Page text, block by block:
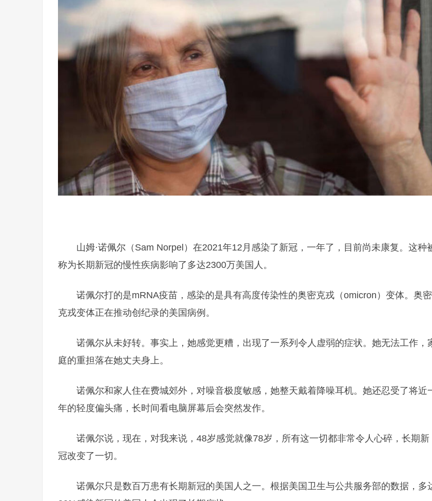
山姆·诺佩尔（Sam Norpel）在2021年12月感染了新冠，一年了，目前尚未康复。这种
称为长期新冠的慢性疾病影响了多达2300万美国人。
诺佩尔打的是mRNA疫苗，感染的是具有高度传染性的奥密克戎（omicron）变体。奥密
克戎变体正在推动创纪录的美国病例。
诺佩尔从未好转。事实上，她感觉更糟，出现了一系列令人虚弱的症状。她无法工作，
庭的重担落在她丈夫身上。
诺佩尔和家人住在费城郊外，对噪音极度敏感，她整天戴着降噪耳机。她还忍受了将近
年的轻度偏头痛，长时间看电脑屏幕后会突然发作。
诺佩尔说，现在，对我来说，48岁感觉就像78岁，所有这一切都非常令人心碎，长期新
冠改变了一切。
诺佩尔只是数百万患有长期新冠的美国人之一。根据美国卫生与公共服务部的数据，多